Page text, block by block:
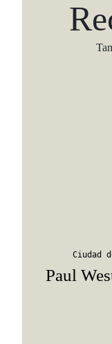
Ciudad
Paul
itinerarios,